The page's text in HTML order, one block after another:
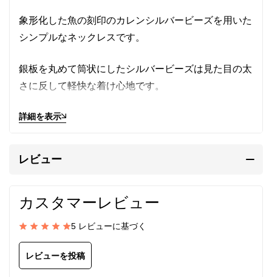
象形化した魚の刻印のカレンシルバービーズを用いた
シンプルなネックレスです。
銀板を丸めて筒状にしたシルバービーズは見た目の太
さに反して軽快な着け心地です。
くよい、大切に身に着け続けたいと思える一品です。
しています。
メンズ/レディース兼用。
詳細を表示
レビュー
カスタマーレビュー
5 レビューに基づく
レビューを投稿